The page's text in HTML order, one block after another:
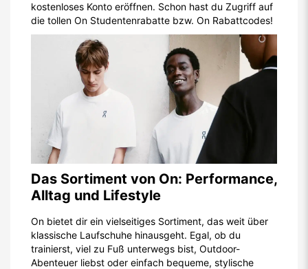
kostenloses Konto eröffnen. Schon hast du Zugriff auf
die tollen On Studentenrabatte bzw. On Rabattcodes!
Das Sortiment von On: Performance,
Alltag und Lifestyle
On bietet dir ein vielseitiges Sortiment, das weit über
klassische Laufschuhe hinausgeht. Egal, ob du
trainierst, viel zu Fuß unterwegs bist, Outdoor-
Abenteuer liebst oder einfach bequeme, stylische